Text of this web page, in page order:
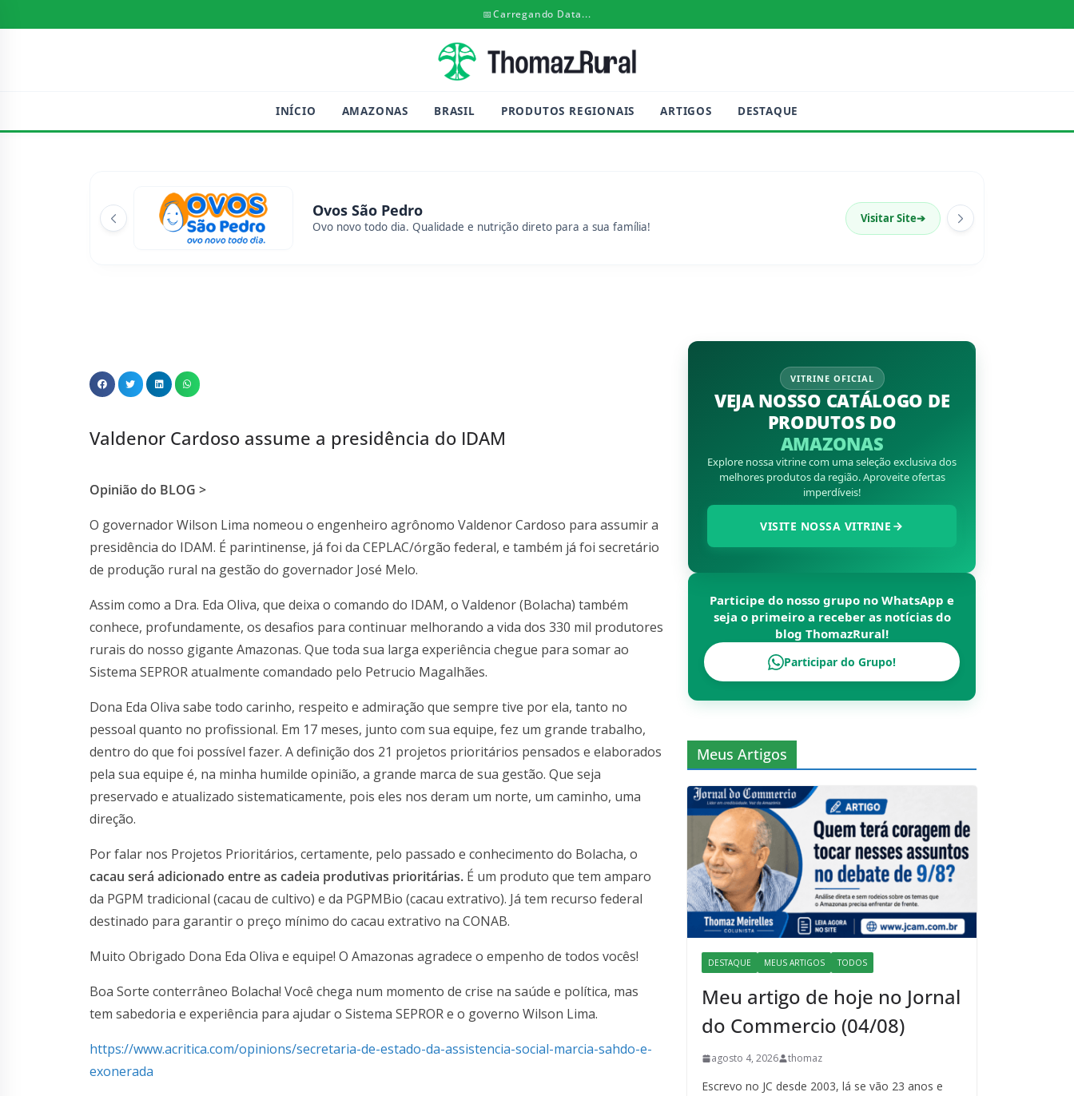
📅Carregando Data...
INÍCIO AMAZONAS BRASIL PRODUTOS REGIONAIS ARTIGOS DESTAQUE
Ovos São Pedro
Ovo novo todo dia. Qualidade e nutrição direto para a sua família!
Visitar Site➔
Valdenor Cardoso assume a presidência do IDAM
Opinião do BLOG >
O governador Wilson Lima nomeou o engenheiro agrônomo Valdenor Cardoso para assumir a
presidência do IDAM. É parintinense, já foi da CEPLAC/órgão federal, e também já foi secretário
de produção rural na gestão do governador José Melo.
Assim como a Dra. Eda Oliva, que deixa o comando do IDAM, o Valdenor (Bolacha) também
conhece, profundamente, os desafios para continuar melhorando a vida dos 330 mil produtores
rurais do nosso gigante Amazonas. Que toda sua larga experiência chegue para somar ao
Sistema SEPROR atualmente comandado pelo Petrucio Magalhães.
Dona Eda Oliva sabe todo carinho, respeito e admiração que sempre tive por ela, tanto no
pessoal quanto no profissional. Em 17 meses, junto com sua equipe, fez um grande trabalho,
dentro do que foi possível fazer. A definição dos 21 projetos prioritários pensados e elaborados
pela sua equipe é, na minha humilde opinião, a grande marca de sua gestão. Que seja
preservado e atualizado sistematicamente, pois eles nos deram um norte, um caminho, uma
direção.
Por falar nos Projetos Prioritários, certamente, pelo passado e conhecimento do Bolacha, o
cacau será adicionado entre as cadeia produtivas prioritárias. É um produto que tem amparo
da PGPM tradicional (cacau de cultivo) e da PGPMBio (cacau extrativo). Já tem recurso federal
destinado para garantir o preço mínimo do cacau extrativo na CONAB.
Muito Obrigado Dona Eda Oliva e equipe! O Amazonas agradece o empenho de todos vocês!
Boa Sorte conterrâneo Bolacha! Você chega num momento de crise na saúde e política, mas
tem sabedoria e experiência para ajudar o Sistema SEPROR e o governo Wilson Lima.
https://www.acritica.com/opinions/secretaria-de-estado-da-assistencia-social-marcia-sahdo-e-
exonerada
VITRINE OFICIAL
VEJA NOSSO CATÁLOGO DE
PRODUTOS DO
AMAZONAS
Explore nossa vitrine com uma seleção exclusiva dos
melhores produtos da região. Aproveite ofertas
imperdíveis!
VISITE NOSSA VITRINE
Participe do nosso grupo no WhatsApp e
seja o primeiro a receber as notícias do
blogThomazRural!
Participar do Grupo!
Meus Artigos
DESTAQUE MEUS ARTIGOS TODOS
Meu artigo de hoje no Jornal
do Commercio (04/08)
agosto 4, 2026 thomaz
Escrevo no JC desde 2003, lá se vão 23 anos e